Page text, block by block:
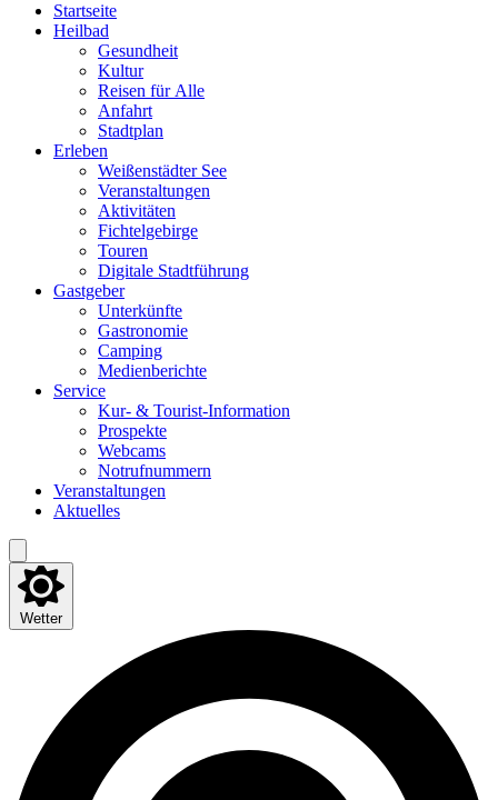
Start­sei­te
Heil­bad
Gesund­heit
Kul­tur
Rei­sen für Alle
Anfahrt
Stadt­plan
Erle­ben
Wei­ßen­städ­ter See
Ver­an­stal­tun­gen
Akti­vi­tä­ten
Fich­tel­ge­bir­ge
Tou­ren
Digi­ta­le Stadtführung
Gast­ge­ber
Unter­künf­te
Gas­tro­no­mie
Cam­ping
Medi­en­be­rich­te
Ser­vice
Kur- & Tourist-Information
Pro­spek­te
Web­cams
Not­ruf­num­mern
Ver­an­stal­tun­gen
Aktu­el­les
Wetter